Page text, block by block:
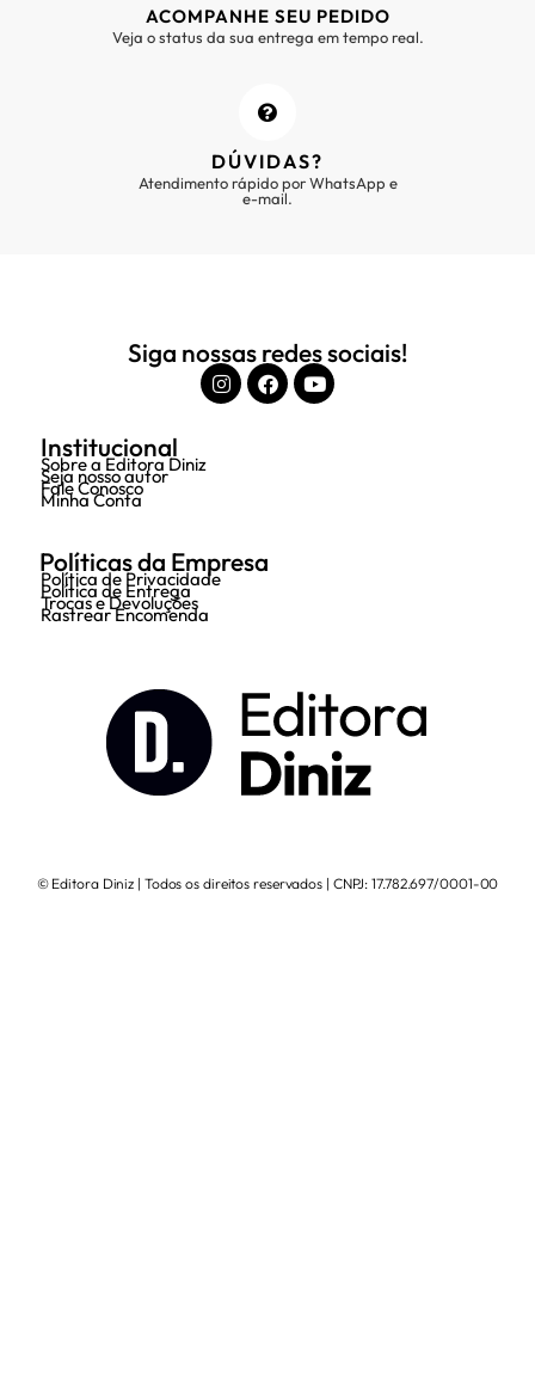
ACOMPANHE SEU PEDIDO
Veja o status da sua entrega em tempo real.
DÚVIDAS?
Atendimento rápido por WhatsApp e
e-mail.
Siga nossas redes sociais!
Institucional
Sobre a Editora Diniz
Seja nosso autor
Fale Conosco
Minha Conta
Políticas da Empresa
Política de Privacidade
Política de Entrega
Trocas e Devoluções
Rastrear Encomenda
© Editora Diniz | Todos os direitos reservados | CNPJ: 17.782.697/0001-00